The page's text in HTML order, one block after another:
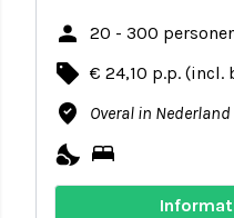
person 20 - 300
local_offer € 24,10 p.p. (incl.
where_to_vote Overal in Nederland
nights_stay bed